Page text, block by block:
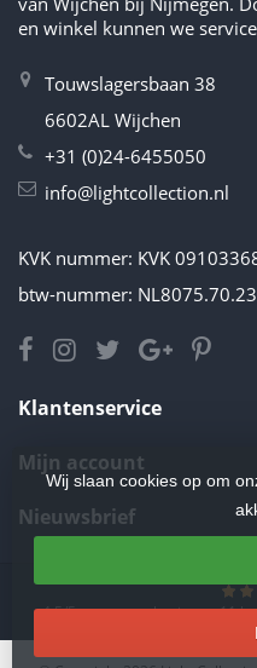
en winkel kunnen we
Touwslagersbaan 38
6602AL Wijchen
+31 (0)24-6455050
info@lightcollection.nl
KVK nummer: KVK
btw-nummer:
Klantenservice
Mijn account
Nieuwsbrief
4.5/5sterren op basis van11
Wij slaan cookies op om